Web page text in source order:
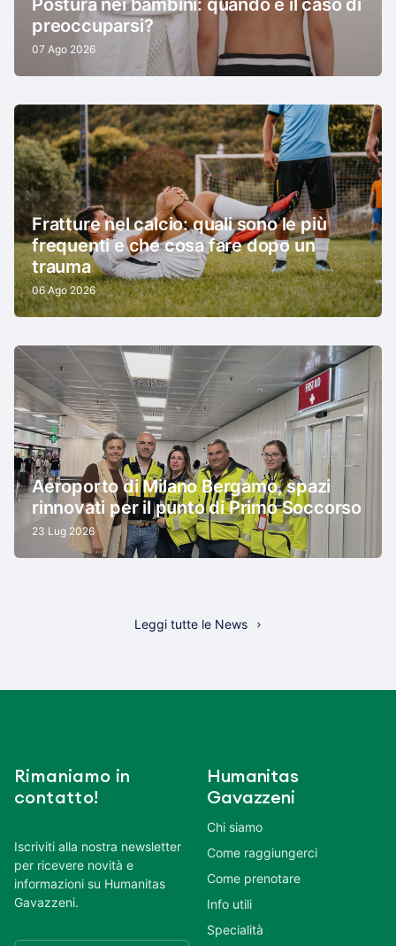
preoccuparsi?
07 Ago 2026
Fratture nel calcio: quali sono le più
frequenti e che cosa fare dopo un
trauma
06 Ago 2026
Aeroporto di Milano Bergamo, spazi
rinnovati per il punto di Primo Soccorso
23 Lug 2026
Leggi tutte le News
Rimaniamo in
contatto!
Iscriviti alla nostra newsletter
per ricevere novità e
informazioni su Humanitas
Gavazzeni.
Humanitas
Gavazzeni
Chi siamo
Come raggiungerci
Come prenotare
Info utili
Specialità